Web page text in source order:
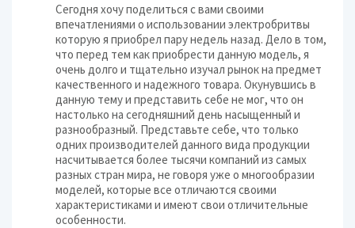
Сегодня хочу поделиться с вами своими
впечатлениями о использовании электробритвы
которую я приобрел пару недель назад. Дело в том,
что перед тем как приобрести данную модель, я
очень долго и тщательно изучал рынок на предмет
качественного и надежного товара. Окунувшись в
данную тему и представить себе не мог, что он
настолько на сегодняшний день насыщенный и
разнообразный. Представьте себе, что только
одних производителей данного вида продукции
насчитывается более тысячи компаний из самых
разных стран мира, не говоря уже о многообразии
моделей, которые все отличаются своими
характеристиками и имеют свои отличительные
особенности.